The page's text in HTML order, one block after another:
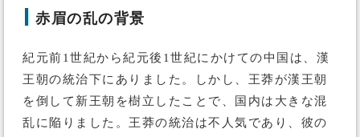
赤眉の乱の背景
紀元前1世紀から紀元後1世紀にかけての中国は、漢
王朝の統治下にありました。しかし、王莽が漢王朝
を倒して新王朝を樹立したことで、国内は大きな混
乱に陥りました。王莽の統治は不人気であり、彼の